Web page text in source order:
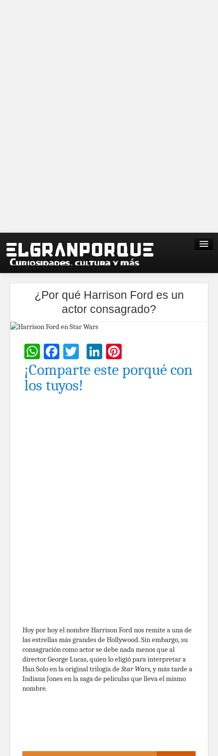
¿Por qué Harrison Ford es un
actor consagrado?
WhatsApp
Facebook
TwitterLinkedIn
¡Comparte este porqué con
los tuyos!
Hoy por hoy el nombre Harrison Ford nos remite a una de
las estrellas más grandes de Hollywood. Sin embargo, su
consagración como actor se debe nada menos que al
director George Lucas, quien lo eligió para interpretar a
Han Solo en la original trilogía deStar Wars, y más tarde a
Indiana Jones en la saga de películas que lleva el mismo
nombre.